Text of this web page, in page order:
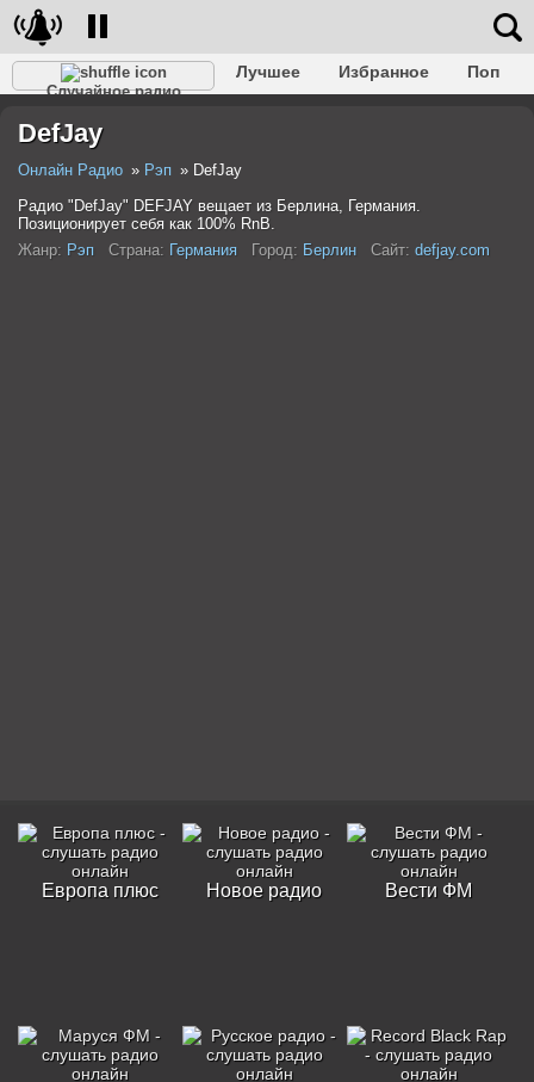
Случайное радио
Лучшее Избранное
Поп
Разговорное
DefJay
Онлайн Радио Рэп
DefJay
Радио "DefJay" DEFJAY вещает из Берлина, Германия.
Позиционирует себя как 100% RnB.
Жанр: Рэп Страна: Германия Город: Берлин Сайт: defjay.com
Европа плюс Новое радио Вести ФМ